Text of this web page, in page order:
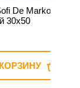
De Marko
30х50